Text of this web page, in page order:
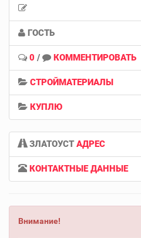
ГОСТЬ
0 / КОММЕНТИРОВАТЬ
СТРОЙМАТЕРИАЛЫ
КУПЛЮ
ЗЛАТОУСТАДРЕС
КОНТАКТНЫЕ ДАННЫЕ
Внимание!